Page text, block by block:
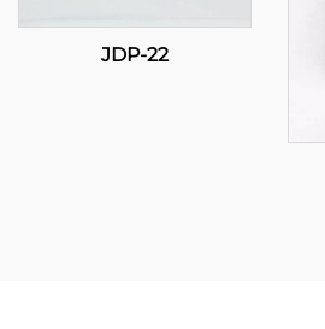
JDP-22